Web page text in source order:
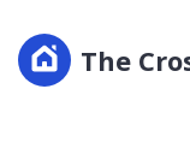
The